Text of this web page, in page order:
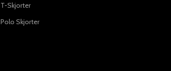
T-Skjorter
Polo Skjorter